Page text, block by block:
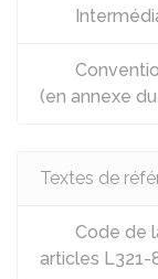
(en annexe
Textes de
Code de
articles L321-